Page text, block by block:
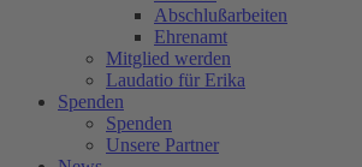
Abschlußarbeiten
Ehrenamt
Mitglied werden
Laudatio für Erika
Spenden
Spenden
Unsere Partner